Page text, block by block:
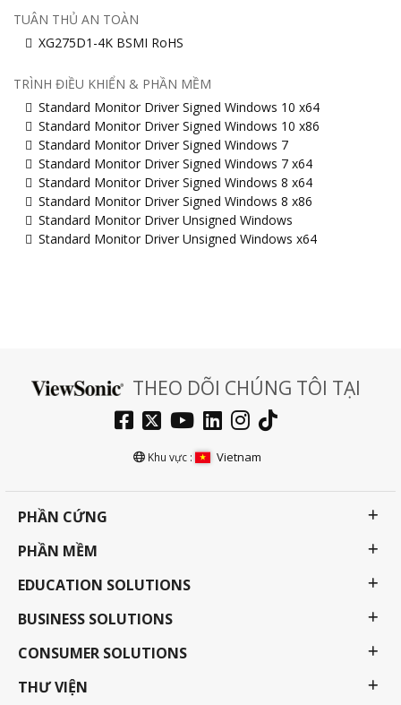
TUÂN THỦ AN TOÀN
XG275D1-4K BSMI RoHS
TRÌNH ĐIỀU KHIỂN & PHẦN MỀM
Standard Monitor Driver Signed Windows 10 x64
Standard Monitor Driver Signed Windows 10 x86
Standard Monitor Driver Signed Windows 7
Standard Monitor Driver Signed Windows 7 x64
Standard Monitor Driver Signed Windows 8 x64
Standard Monitor Driver Signed Windows 8 x86
Standard Monitor Driver Unsigned Windows
Standard Monitor Driver Unsigned Windows x64
THEO DÕI CHÚNG TÔI TẠI
Khu vực : Vietnam
PHẦN CỨNG
PHẦN MỀM
EDUCATION SOLUTIONS
BUSINESS SOLUTIONS
CONSUMER SOLUTIONS
THƯ VIỆN